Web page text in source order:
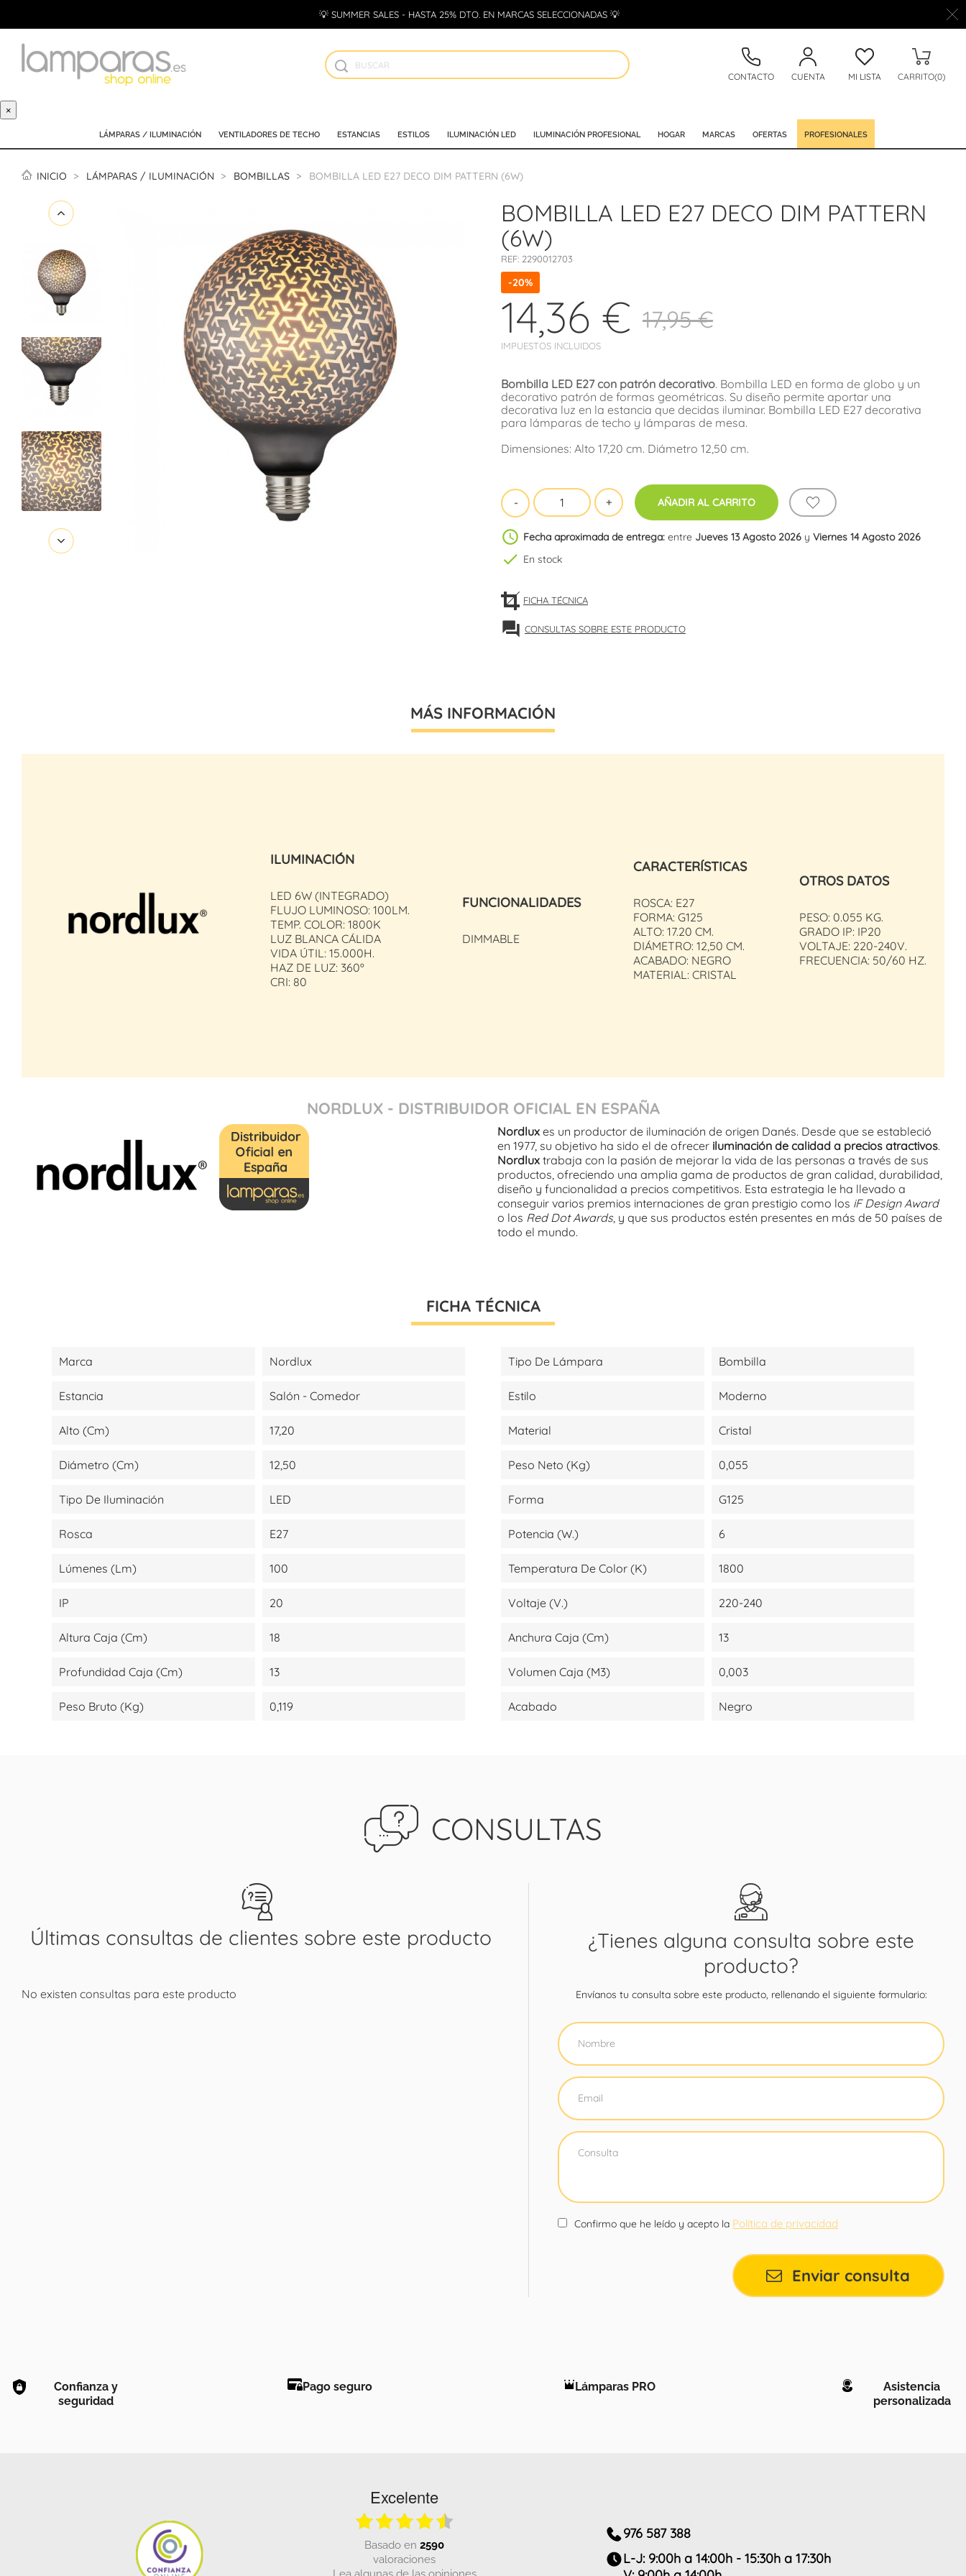
💡 SUMMER SALES - HASTA 25% DTO. EN MARCAS SELECCIONADAS 💡
CONTACTO CUENTA MI LISTA CARRITO(0)
×
LÁMPARAS / ILUMINACIÓN VENTILADORES DE TECHO ESTANCIAS ESTILOS ILUMINACIÓN LED ILUMINACIÓN PROFESIONAL HOGAR MARCAS OFERTAS PROFESIONALES
INICIO LÁMPARAS / ILUMINACIÓN BOMBILLAS BOMBILLA LED E27 DECO DIM PATTERN (6W)
BOMBILLA LED E27 DECO DIM PATTERN
(6W)
REF: 2290012703
-20%
14,36 €
IMPUESTOS INCLUIDOS
17,95 €
Bombilla LED E27 con patrón decorativo. Bombilla LED en forma de globo y un
decorativo patrón de formas geométricas. Su diseño permite aportar una
decorativa luz en la estancia que decidas iluminar. Bombilla LED E27 decorativa
para lámparas de techo y lámparas de mesa.
Dimensiones: Alto 17,20 cm. Diámetro 12,50 cm.
AÑADIR AL CARRITO
schedule Fecha aproximada de entrega: entre Jueves 13 Agosto 2026 y Viernes 14 Agosto 2026
check En stock
FICHA TÉCNICA
forum CONSULTAS SOBRE ESTE PRODUCTO
MÁS INFORMACIÓN
ILUMINACIÓN
LED 6W (INTEGRADO)
FLUJO LUMINOSO: 100LM.
TEMP. COLOR: 1800K
LUZ BLANCA CÁLIDA
VIDA ÚTIL: 15.000H.
HAZ DE LUZ: 360º
CRI: 80
FUNCIONALIDADES
DIMMABLE
CARACTERÍSTICAS
ROSCA: E27
FORMA: G125
ALTO: 17.20 CM.
DIÁMETRO: 12,50 CM.
ACABADO: NEGRO
MATERIAL: CRISTAL
OTROS DATOS
PESO: 0.055 KG.
GRADO IP: IP20
VOLTAJE: 220-240V.
FRECUENCIA: 50/60 HZ.
NORDLUX - DISTRIBUIDOR OFICIAL EN ESPAÑA
Nordlux es un productor de iluminación de origen Danés. Desde que se estableció
en 1977, su objetivo ha sido el de ofrecer iluminación de calidad a precios atractivos.
Nordlux trabaja con la pasión de mejorar la vida de las personas a través de sus
productos, ofreciendo una amplia gama de productos de gran calidad, durabilidad,
diseño y funcionalidad a precios competitivos. Esta estrategia le ha llevado a
conseguir varios premios internaciones de gran prestigio como los iF Design Award
o los Red Dot Awards, y que sus productos estén presentes en más de 50 países de
todo el mundo.
FICHA TÉCNICA
Marca Nordlux Tipo De Lámpara Bombilla
Estancia Salón - Comedor Estilo Moderno
Alto (cm) 17,20 Material Cristal
Diámetro (cm) 12,50 Peso Neto (kg) 0,055
Tipo De Iluminación LED Forma G125
Rosca E27 Potencia (W.) 6
Lúmenes (lm) 100 Temperatura De Color (K) 1800
IP 20 Voltaje (V.) 220-240
Altura Caja (cm) 18 Anchura Caja (cm) 13
Profundidad Caja (cm) 13 Volumen Caja (m3) 0,003
Peso Bruto (kg) 0,119 Acabado Negro
CONSULTAS
Últimas consultas de clientes sobre este producto
No existen consultas para este producto
¿Tienes alguna consulta sobre este
producto?
Envíanos tu consulta sobre este producto, rellenando el siguiente formulario:
Confirmo que he leído y acepto la Política de privacidad
Enviar consulta
Confianza y
seguridad
Pago seguro Lámparas PRO
Asistencia
personalizada
Excelente
basado en 2590
valoraciones
Lea algunas de las opiniones
976 587 388
L-J: 9:00h a 14:00h - 15:30h a 17:30h